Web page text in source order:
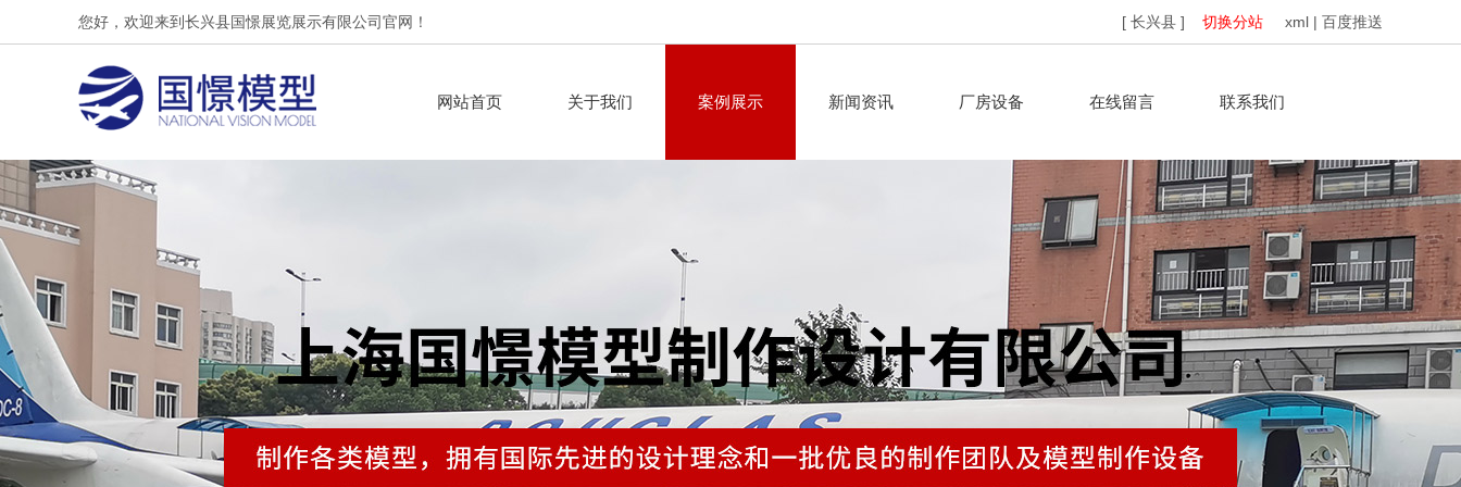
您好，欢迎来到长兴县国憬展览展示有限公司官网！ [ 长兴县 ] 切换分站 xml | 百度推送
网站首页 关于我们 案例展示 新闻资讯 厂房设备 在线留言 联系我们